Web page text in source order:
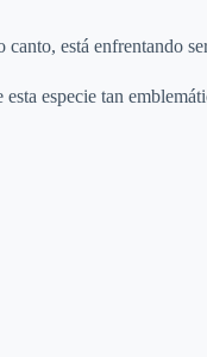
está enfrentando
especie tan